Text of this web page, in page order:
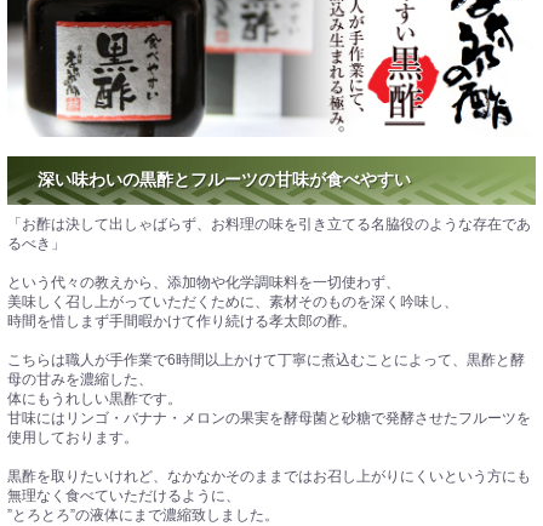
深い味わいの黒酢とフルーツの甘味が食べやすい
「お酢は決して出しゃばらず、お料理の味を引き立てる名脇役のような存在であ
るべき」
という代々の教えから、添加物や化学調味料を一切使わず、
美味しく召し上がっていただくために、素材そのものを深く吟味し、
時間を惜しまず手間暇かけて作り続ける孝太郎の酢。
こちらは職人が手作業で6時間以上かけて丁寧に煮込むことによって、黒酢と酵
母の甘みを濃縮した、
体にもうれしい黒酢です。
甘味にはリンゴ・バナナ・メロンの果実を酵母菌と砂糖で発酵させたフルーツを
使用しております。
黒酢を取りたいけれど、なかなかそのままではお召し上がりにくいという方にも
無理なく食べていただけるように、
”とろとろ”の液体にまで濃縮致しました。